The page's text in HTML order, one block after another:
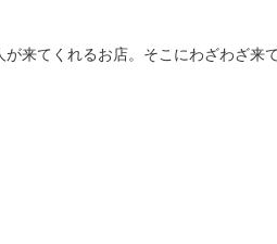
来てくれるお店。そこにわざわざ来